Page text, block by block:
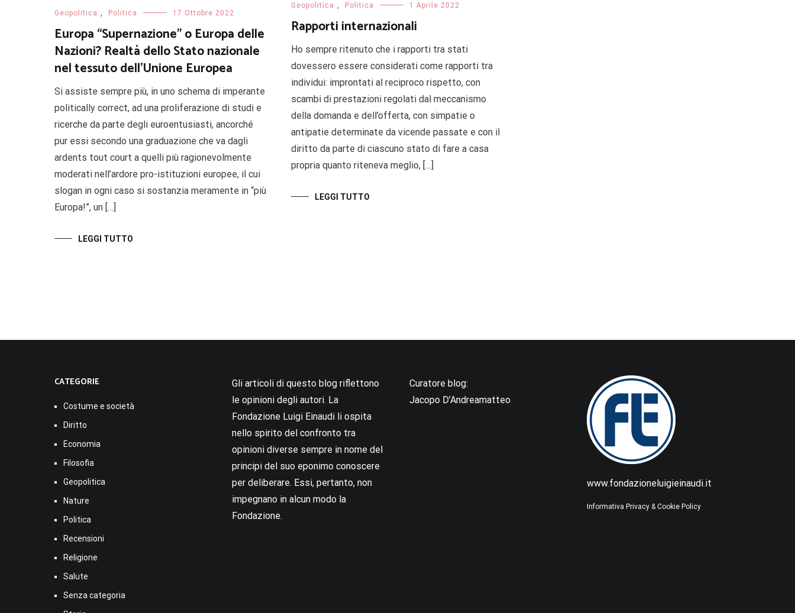
Geopolitica , Politica 17 Ottobre 2022
Europa “Supernazione” o Europa delle
Nazioni? Realtà dello Stato nazionale
nel tessuto dell’Unione Europea
Si assiste sempre più, in uno schema di imperante
politically correct, ad una proliferazione di studi e
ricerche da parte degli euroentusiasti, ancorché
pur essi secondo una graduazione che va dagli
ardents tout court a quelli più ragionevolmente
moderati nell’ardore pro-istituzioni europee, il cui
slogan in ogni caso si sostanzia meramente in “più
Europa!”, un […]
LEGGI TUTTO
Geopolitica Politica 1 Aprile 2022
Rapporti internazionali
Ho sempre ritenuto che i rapporti tra stati
dovessero essere considerati come rapporti tra
individui: improntati al reciproco rispetto, con
scambi di prestazioni regolati dal meccanismo
della domanda e dell’offerta, con simpatie o
antipatie determinate da vicende passate e con il
diritto da parte di ciascuno stato di fare a casa
propria quanto riteneva meglio, […]
LEGGI TUTTO
CATEGORIE
Costume e società
Diritto
Economia
Filosofia
Geopolitica
Nature
Politica
Recensioni
Religione
Salute
Senza categoria
Gli articoli di questo blog riflettono
le opinioni degli autori. La
Fondazione Luigi Einaudi li ospita
nello spirito del confronto tra
opinioni diverse sempre in nome del
principi del suo eponimo conoscere
per deliberare. Essi, pertanto, non
impegnano in alcun modo la
Fondazione.
Curatore blog:
Jacopo D’Andreamatteo
www.fondazioneluigieinaudi.it
Informativa Privacy & Cookie Policy